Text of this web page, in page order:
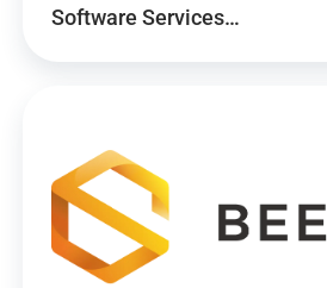
Software Services…